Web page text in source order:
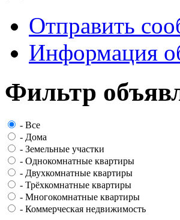
Отправить
Информация
Фильтр
- Все
- Дома
- Земельные участки
- Однокомнатные квартиры
- Двухкомнатные квартиры
- Трёхкомнатные квартиры
- Многокомнатные квартиры
- Коммерческая недвижимость